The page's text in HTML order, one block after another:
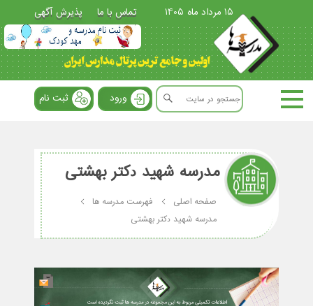
15 مرداد ماه 1405 تماس با ما پذیرش آگهی
ورود ثبت نام
مدرسه ﺷﻬﻴﺪ ﺩﻛﺘﺮ ﺑﻬﺸﺘﻰ
صفحه اصلی
فهرست مدرسه ها
مدرسه ﺷﻬﻴﺪ ﺩﻛﺘﺮ ﺑﻬﺸﺘﻰ